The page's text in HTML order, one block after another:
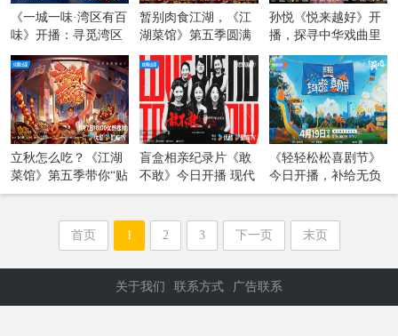
《一城一味·湾区有百
味》开播：寻觅湾区
百味，邂逅温暖人间
暂别肉食江湖，《江
湖菜馆》第五季圆满
收官
孙悦《悦来越好》开
播，探寻中华戏曲里
的长期主义
立秋怎么吃？《江湖
菜馆》第五季带你“贴
秋膘”啦！
盲盒相亲纪录片《敢
不敢》今日开播 现代
年轻人的亲密关系图
《轻轻松松喜剧节》
今日开播，补给无负
担的快乐能量
首页 1 2 3 下一页 末页
关于我们 联系方式 广告联系